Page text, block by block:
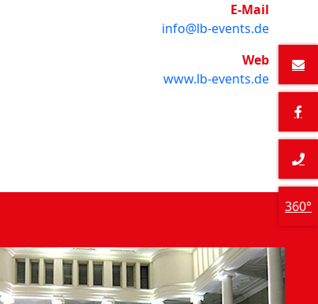
E-Mail
info@lb-events.de
Web
www.lb-events.de
360°